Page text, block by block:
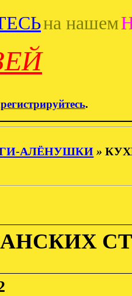
на нашем
.
АЛЁНУШКИ »